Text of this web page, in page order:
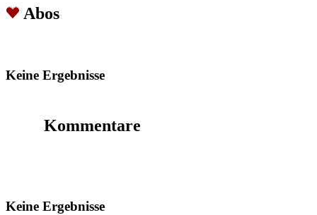
Abos
Keine Ergebnisse
Kommentare
Keine Ergebnisse